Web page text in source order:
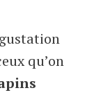
qu’on